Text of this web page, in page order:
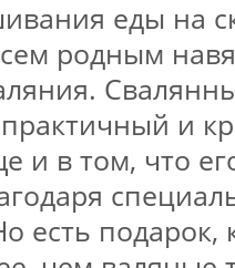
еды на
родным
и
и в том, что
есть